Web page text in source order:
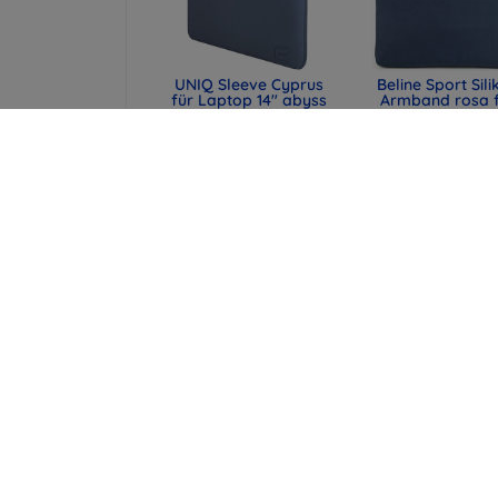
UNIQ Sleeve Cyprus
für Laptop 14" abyss
blue,
Beline Sport
Armband rosa
Apple Watch